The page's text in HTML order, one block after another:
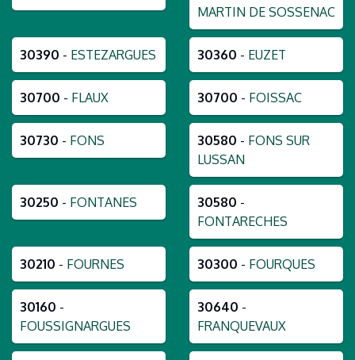
MARTIN DE SOSSENAC
30390 - ESTEZARGUES 30360 - EUZET
30700 - FLAUX 30700 - FOISSAC
30730 - FONS 30580 - FONS SUR
LUSSAN
30250 - FONTANES 30580 -
FONTARECHES
30210 - FOURNES 30300 - FOURQUES
30160 -
FOUSSIGNARGUES
30640 -
FRANQUEVAUX